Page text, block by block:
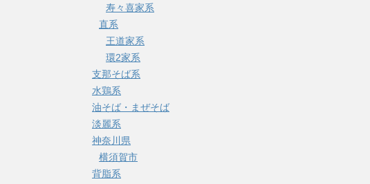
寿々喜家系
直系
王道家系
環2家系
支那そば系
水鶏系
油そば・まぜそば
淡麗系
神奈川県
横須賀市
背脂系